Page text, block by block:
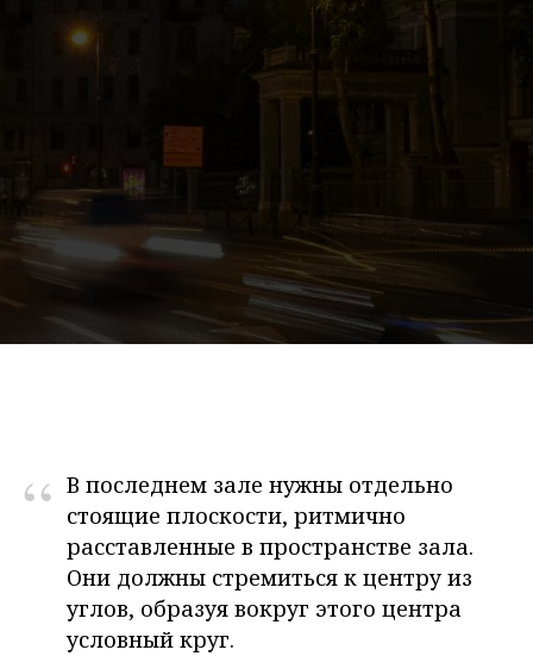
“ В последнем зале нужны отдельно
стоящие плоскости, ритмично
расставленные в пространстве зала.
Они должны стремиться к центру из
углов, образуя вокруг этого центра
условный круг.